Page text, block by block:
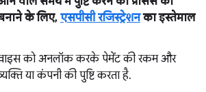
के लिए, एसपीसी रजिस्ट्रेशनका इस्तेमाल
को अनलॉक करके पेमेंट की रकम और
या कंपनी की पुष्टि करता है.